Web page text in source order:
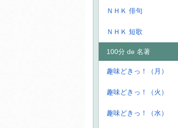
ＮＨＫ 俳句
ＮＨＫ 短歌
100分 de 名著
趣味どきっ！（月）
趣味どきっ！（火）
趣味どきっ！（水）